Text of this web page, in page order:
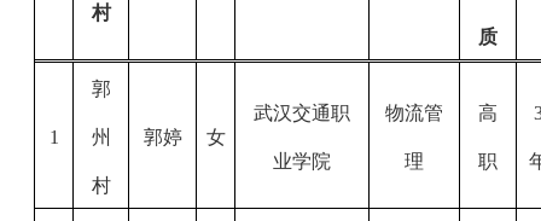
村
质
1
郭
州
村
郭婷 女
武汉交通职
业学院
物流管
理
高
职